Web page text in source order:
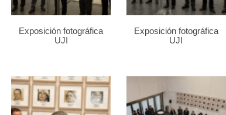
Exposición fotográfica
UJI
Exposición fotográfica
UJI